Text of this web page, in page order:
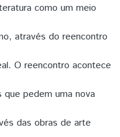
como um meio
através do reencontro
O reencontro acontece
que pedem uma nova
das obras de arte